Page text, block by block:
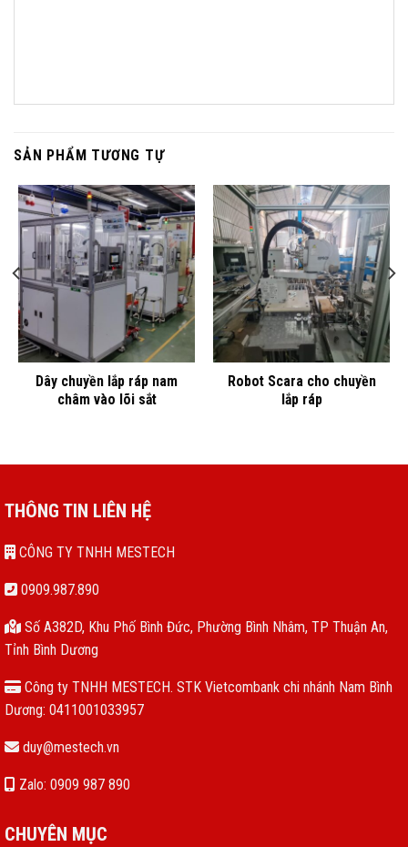
SẢN PHẨM TƯƠNG TỰ
Dây chuyền lắp ráp nam
châm vào lõi sắt
Robot Scara cho chuyền
lắp ráp
THÔNG TIN LIÊN HỆ
CÔNG TY TNHH MESTECH
0909.987.890
Số A382D, Khu Phố Bình Đức, Phường Bình Nhâm, TP Thuận An,
Tỉnh Bình Dương
Công ty TNHH MESTECH. STK Vietcombank chi nhánh Nam Bình
Dương: 0411001033957
duy@mestech.vn
Zalo: 0909 987 890
CHUYÊN MỤC